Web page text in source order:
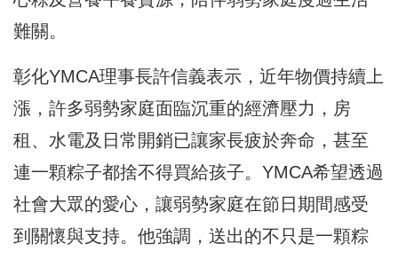
難關。
彰化YMCA理事長許信義表示，近年物價持續上
漲，許多弱勢家庭面臨沉重的經濟壓力，房
租、水電及日常開銷已讓家長疲於奔命，甚至
連一顆粽子都捨不得買給孩子。YMCA希望透過
社會大眾的愛心，讓弱勢家庭在節日期間感受
到關懷與支持。他強調，送出的不只是一顆粽